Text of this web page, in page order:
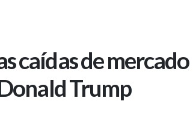
caídas de mercado
Trump